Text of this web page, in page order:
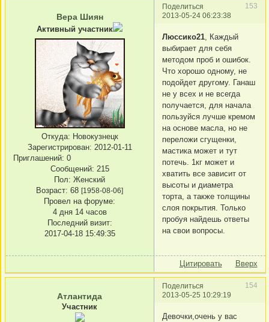
Поделиться
153
2013-05-24 06:23:38
Вера Шиян
Активный участник
Откуда: Новокузнецк
Зарегистрирован: 2012-01-11
Приглашений: 0
Сообщений: 215
Пол: Женский
Возраст: 68 [1958-08-06]
Провел на форуме:
4 дня 14 часов
Последний визит:
2017-04-18 15:49:35
Люссико21 , Каждый
выбирает для себя
методом проб и ошибок.
Что хорошо одному, не
подойдет другому. Ганаш
не у всех и не всегда
получается, для начала
пользуйся лучше кремом
на основе масла, но не
переложи сгущенки,
мастика может и тут
потечь. 1кг может и
хватить все зависит от
высоты и диаметра
торта, а также толщины
слоя покрытия. Только
пробуя найдешь ответы
на свои вопросы.
Цитировать Вверх
Поделиться
154
2013-05-25 10:29:19
Атлантида
Участник
Девочки,очень у вас